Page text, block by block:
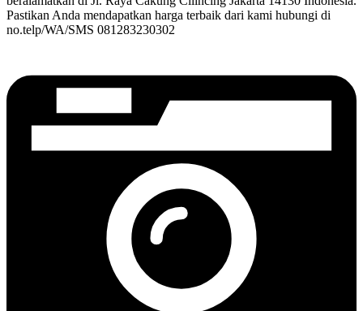
Pastikan Anda mendapatkan harga terbaik dari kami hubungi di
no.telp/WA/SMS 081283230302